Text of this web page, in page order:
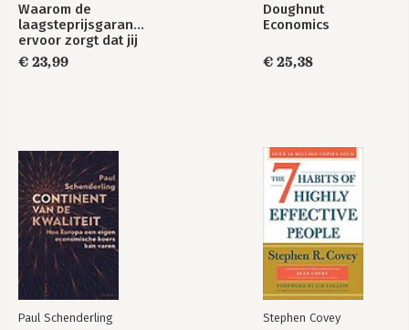
Waarom de
laagsteprijsgarantie
ervoor zorgt dat jij
te veel betaalt
€ 23,99
Doughnut
Economics
€ 25,38
Paul Schenderling Stephen Covey